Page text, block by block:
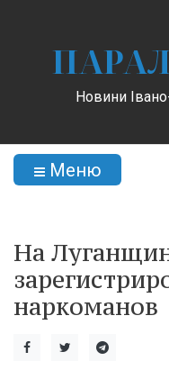
Новини
Меню
На
наркоманов